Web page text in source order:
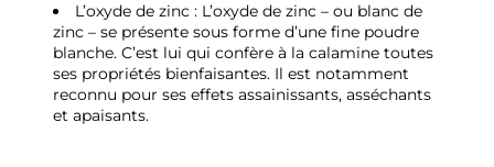
L’oxyde de zinc : L’oxyde de zinc – ou blanc de
zinc – se présente sous forme d’une fine poudre
blanche. C’est lui qui confère à la calamine toutes
ses propriétés bienfaisantes. Il est notamment
reconnu pour ses effets assainissants, asséchants
et apaisants.